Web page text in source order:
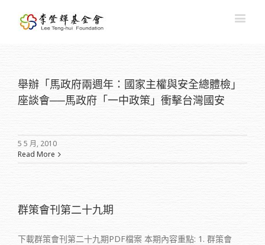
舉辦「馬政府兩週年：國家主權與安全總體檢」
座談會──馬政府「一中政策」衝擊台灣國安
5 5 月, 2010
Read More
群策會刊第二十九期
下載群策會刊第二十九期PDF檔案 本期內容重點: 1. 群策會